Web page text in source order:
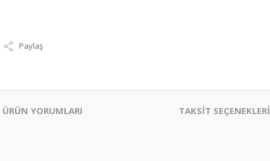
Paylaş
ÜRÜN YORUMLARI TAKSİT SEÇENEKLERİ